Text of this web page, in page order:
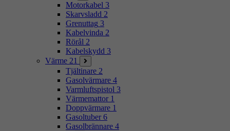
Motorkabel 3
Skarvsladd 2
Grenuttag 3
Kabelvinda 2
Rörål 2
Kabelskydd 3
Värme 21
Tjältinare 2
Gasolvärmare 4
Varmluftspistol 3
Värmemattor 1
Doppvärmare 1
Gasoltuber 6
Gasolbrännare 4